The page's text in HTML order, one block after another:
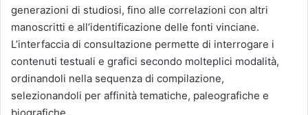
generazioni di studiosi, fino alle correlazioni con altri
manoscritti e all’identificazione delle fonti vinciane.
L’interfaccia di consultazione permette di interrogare i
contenuti testuali e grafici secondo molteplici modalità,
ordinandoli nella sequenza di compilazione,
selezionandoli per affinità tematiche, paleografiche e
biografiche.